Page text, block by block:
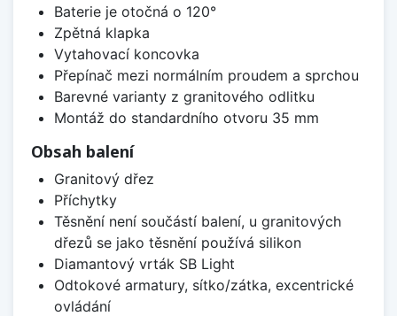
Baterie je otočná o 120°
Zpětná klapka
Vytahovací koncovka
Přepínač mezi normálním proudem a sprchou
Barevné varianty z granitového odlitku
Montáž do standardního otvoru 35 mm
Obsah balení
Granitový dřez
Příchytky
Těsnění není součástí balení, u granitových
dřezů se jako těsnění používá silikon
Diamantový vrták SB Light
Odtokové armatury, sítko/zátka, excentrické
ovládání